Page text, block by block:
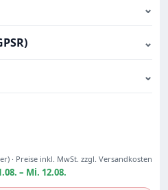
⌄
⌄
⌄
· Preise inkl. MwSt. zzgl. Versandkosten
– Mi. 12.08.